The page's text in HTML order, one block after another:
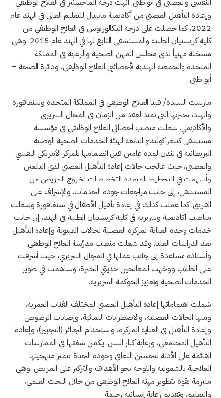
النفسي والعصبي في أبو ظبي. أنهت درجة الماجستير في العلاج الوظيفي
وإعادة التأهيل العصبي من أكاديمية مانيبال للتعليم العالي في الهند عام
2022، كما حصلت على درجة البكالوريوس في العلاج الوظيفي من
كلية كريستيان الطبية والمستشفى التابع لها في الهند عام 2015. وهي
مسجّلة مهنياً لدى مجلس المهن الصحية والرعاية في المملكة
المتحدة والجمعية الهندية لأخصائيي العلاج الوظيفي، ودائرة الصحة –
أبو ظبي.
مارست السيدة/ فيبا العلاج الوظيفي في المملكة المتحدة وسنغافورة
والهند، بخبرتها التي تمتد لعقد من الزمان في المجال السريري
والأكاديمي. شغلت منصب أخصائي العلاج الوظيفي في مؤسسة
مستشفى كينغز كوليدج التابعة لهيئة الخدمات الصحية الوطنية
البريطانية في لندن لمدة عامين قبل انضمامها للمركز الأمريكي النفسي
والعصبي، حيث عالجت حالات إعادة التأهيل العصبي لدى البالغين
وأسهمت في التخطيط المتعدد التخصصات لخروج المريض من
المستشفى، إلى جانب مراجعات جودة الخدمات، والإشراف على
الفريق. كما عملت كذلك في إعادة تأهيل الأطفال في سنغافورة وشغلت
مناصب أكاديمية وسريرية في كلية كريستيان الطبية في الهند، إلى جانب
خدمات وحدة العناية المركزة العصبية لحالات الغيبوبة وإعادة التأهيل
بعد الدراسات العليا. وقد شغلت منصب مدرِّسة العلاج الوظيفي
وأستاذة مساعدة إلى جانب عملها في المجال السريري، حيث أشرفت
على الطلاب ووجّهت المعالجين حديثي الخبرة، وساهمت في تطوير
الخدمات الصحية وتعزيز الحوكمة السريرية.
شملت اهتماماتها إعادة التأهيل العصبي لمختلف الفئات العمرية،
ومنها الحالات العصبية، والاضطرابات النمائية، وإصابات الرضوض
وإعادة التأهيل في العناية المركزة، واستخدام الجبائر (التجبير)، وإعادة
التأهيل المجتمعي، ورعاية كبار السن. يكمن شغفها في الممارسات
القائمة على الأدلة لتحسين التعافي وجودة الحياة. تتميز منهجيتها
العلاجية بالشمولية والتوجه نحو الأهداف والتركيز على المريض. وهي
ملتزمة بقوة بتطوير مهنة العلاج الوظيفي من خلال البحث العلمي،
والتعليم، وتقديم رعاية إنسانية رحيمة.